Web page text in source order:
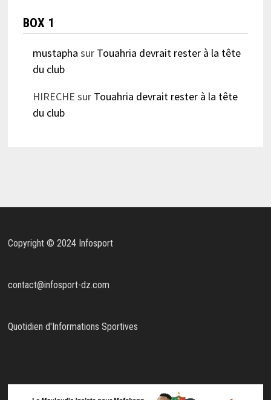
BOX 1
mustapha sur Touahria devrait rester à la tête
du club
HIRECHE sur Touahria devrait rester à la tête
du club
Copyright © 2024 Infosport
contact@infosport-dz.com
Quotidien d'Informations Sportives